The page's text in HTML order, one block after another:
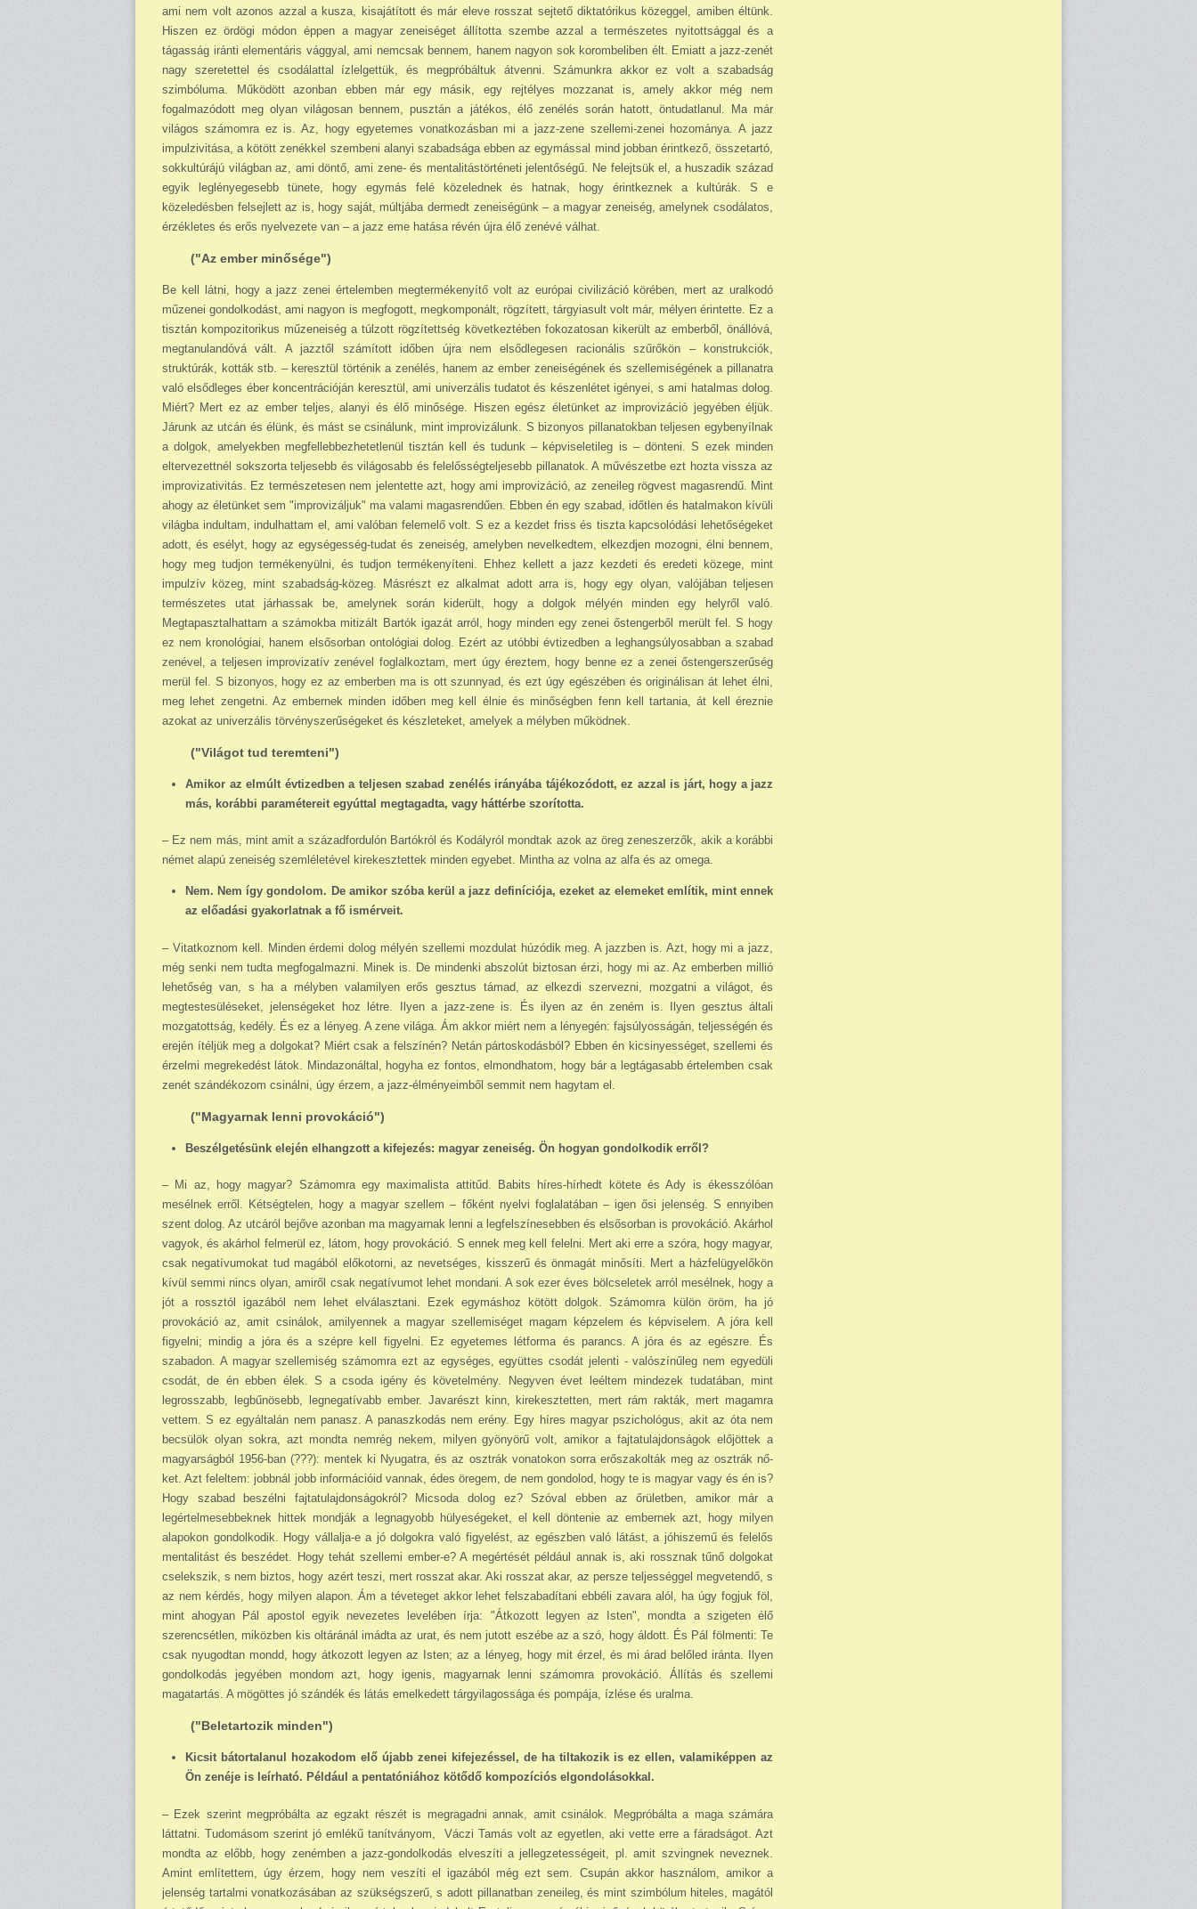
ami nem volt azonos azzal a kusza, kisajátított és már eleve rosszat sejtető diktatórikus közeggel, amiben éltünk.
Hiszen ez ördögi módon éppen a magyar zeneiséget állította szembe azzal a természetes nyitottsággal és a
tágasság iránti elementáris vággyal, ami nemcsak bennem, hanem nagyon sok korombeliben élt. Emiatt a jazz-zenét
nagy szeretettel és csodálattal ízlelgettük, és megpróbáltuk átvenni. Számunkra akkor ez volt a szabadság
szimbóluma. Működött azonban ebben már egy másik, egy rejtélyes mozzanat is, amely akkor még nem
fogalmazódott meg olyan világosan bennem, pusztán a játékos, élő zenélés során hatott, öntudatlanul. Ma már
világos számomra ez is. Az, hogy egyetemes vonat­kozásban mi a jazz-zene szellemi-zenei hozománya. A jazz
impulzivitása, a kötött ze­nékkel szembeni alanyi szabadsága ebben az egymással mind jobban érintkező, összetartó,
sokkultúrájú világban az, ami döntő, ami zene- és mentalitástörténeti jelen­tőségű. Ne felejtsük el, a huszadik század
egyik leglényegesebb tünete, hogy egymás felé közelednek és hatnak, hogy érintkeznek a kultúrák. S e
közeledésben felsejlett az is, hogy saját, múltjába dermedt zeneiségünk – a magyar zeneiség, amelynek csodálatos,
érzékletes és erős nyelvezete van – a jazz eme hatása révén újra élő zenévé válhat.
("Az ember minősége")
Be kell látni, hogy a jazz zenei értelemben megtermékenyítő volt az európai civilizáció körében, mert az uralkodó
műzenei gondolkodást, ami nagyon is megfogott, meg­kom­ponált, rögzített, tárgyiasult volt már, mélyen érintette. Ez a
tisztán kompozitorikus mű­zeneiség a túlzott rögzítettség következtében fokozatosan kikerült az emberből, ön­álló­vá,
megtanulandóvá vált. A jazztől számított időben újra nem elsődlegesen racionális szűrőkön – konstrukciók,
struktúrák, kották stb. – keresztül történik a zenélés, hanem az ember zeneiségének és szellemiségének a pillanatra
való elsődleges éber kon­centrá­cióján keresztül, ami univerzális tudatot és készenlétet igényei, s ami hatalmas dolog.
Miért? Mert ez az ember teljes, alanyi és élő minősége. Hiszen egész életünket az improvizáció jegyében éljük.
Járunk az utcán és élünk, és mást se csinálunk, mint improvizálunk. S bizonyos pillanatokban teljesen egybenyílnak
a dolgok, amelyekben megfellebbezhetetlenül tisztán kell és tudunk – képviseletileg is – dönteni. S ezek min­den
eltervezettnél sokszorta teljesebb és világosabb és felelősségteljesebb pillanatok. A művészetbe ezt hozta vissza az
improvizativitás. Ez természetesen nem jelentette azt, hogy ami improvizáció, az zeneileg rögvest magasrendű. Mint
ahogy az életünket sem "improvizáljuk" ma valami magasrendűen. Ebben én egy szabad, időtlen és hatalmakon kívüli
világba indultam, indulhattam el, ami valóban felemelő volt. S ez a kezdet friss és tiszta kapcsolódási lehetőségeket
adott, és esélyt, hogy az egységesség-tudat és zenei­ség, a­melyben nevelkedtem, elkezdjen mozogni, élni bennem,
hogy meg tudjon termé­kenyülni, és tudjon termékenyíteni. Ehhez kellett a jazz kezdeti és eredeti közege, mint
impulzív közeg, mint szabadság-közeg. Másrészt ez alkalmat adott arra is, hogy egy olyan, valójában teljesen
természetes utat járhassak be, amelynek során kiderült, hogy a dolgok mélyén minden egy helyről való.
Megtapasztalhattam a számokba mitizált Bartók igazát arról, hogy minden egy zenei őstengerből merült fel. S hogy
ez nem kronológiai, hanem elsősorban ontológiai dolog. Ezért az utóbbi évtizedben a leghangsúlyosabban a szabad
zenével, a teljesen improvizatív zenével foglalkoztam, mert úgy éreztem, hogy benne ez a zenei őstengerszerűség
merül fel. S bizonyos, hogy ez az emberben ma is ott szunnyad, és ezt úgy egészében és originálisan át lehet élni,
meg lehet zengetni. Az embernek minden időben meg kell élnie és minőségben fenn kell tartania, át kell éreznie
azokat az univerzális törvényszerűségeket és készleteket, amelyek a mélyben működnek.
("Világot tud teremteni")
Amikor az elmúlt évtizedben a teljesen szabad zenélés irányába tájékozódott, ez az­zal is járt, hogy a jazz
más, korábbi paramétereit egyúttal megtagadta, vagy háttérbe szorí­totta.
– Ez nem más, mint amit a századfordulón Bartókról és Kodályról mondtak azok az öreg zeneszerzők, akik a korábbi
német alapú zeneiség szemléletével kirekesztettek minden egyebet. Mintha az volna az alfa és az omega.
Nem. Nem így gondolom. De amikor szóba kerül a jazz definíciója, ezeket az elemeket említik, mint ennek
az előadási gyakorlatnak a fő ismérveit.
– Vitatkoznom kell. Minden érdemi dolog mélyén szellemi mozdulat húzódik meg. A jazzben is. Azt, hogy mi a jazz,
még senki nem tudta megfogalmazni. Minek is. De mindenki abszolút biztosan érzi, hogy mi az. Az emberben millió
lehetőség van, s ha a mélyben valamilyen erős gesztus támad, az elkezdi szervezni, mozgatni a világot, és
megtestesüléseket, jelenségeket hoz létre. Ilyen a jazz-zene is. És ilyen az én zeném is. Ilyen gesztus általi
mozgatottság, kedély. És ez a lényeg. A zene világa. Ám akkor miért nem a lényegén: fajsúlyosságán, teljességén és
erején ítéljük meg a dolgokat? Miért csak a felszínén? Netán pártoskodásból? Ebben én kicsinyességet, szellemi és
érzelmi megrekedést látok. Mindazonáltal, hogyha ez fontos, elmondhatom, hogy bár a leg­tá­gasabb értelemben csak
zenét szándékozom csinálni, úgy érzem, a jazz-élmé­nyeimből semmit nem hagytam el.
("Magyarnak lenni provokáció")
Beszélgetésünk elején elhangzott a kifejezés: magyar zeneiség. Ön hogyan gondol­ko­dik erről?
– Mi az, hogy magyar? Számomra egy maximalista attitűd. Babits híres-hírhedt kötete és Ady is ékesszólóan
mesélnek erről. Kétségtelen, hogy a magyar szellem – főként nyelvi foglalatában – igen ősi jelenség. S ennyiben
szent dolog. Az utcáról be­jőve azonban ma magyarnak lenni a legfelszínesebben és elsősorban is provokáció. Akárhol
vagyok, és akárhol felmerül ez, látom, hogy provokáció. S ennek meg kell felelni. Mert aki erre a szóra, hogy magyar,
csak negatívumokat tud magából előkotorni, az nevetséges, kisszerű és önmagát minősíti. Mert a házfelügyelőkön
kívül semmi nincs olyan, amiről csak negatívumot lehet mondani. A sok ezer éves bölcseletek arról mesélnek, hogy a
jót a rossztól igazából nem lehet elválasztani. Ezek egymáshoz kö­tött dolgok. Számomra külön öröm, ha jó
provokáció az, amit csinálok, amilyennek a magyar szellemiséget magam képzelem és képviselem. A jóra kell
figyelni; mindig a jóra és a szépre kell figyelni. Ez egyetemes létforma és parancs. A jóra és az egészre. És
szabadon. A magyar szellemiség számomra ezt az egységes, együttes csodát jelenti - valószínű­leg nem egyedüli
csodát, de én eb­ben élek. S a csoda igény és követelmény. Negyven évet leéltem mindezek tudatában, mint
legrosszabb, legbűnösebb, legne­gatívabb ember. Javarészt kinn, kirekesztetten, mert rám rakták, mert magamra
vettem. S ez egyáltalán nem panasz. A panaszkodás nem erény. Egy híres magyar pszichológus, akit az óta nem
becsülök olyan sokra, azt mondta nemrég nekem, milyen gyönyörű volt, amikor a fajtatulajdonságok előjöttek a
magyarságból 1956-ban (???): mentek ki Nyugatra, és az osztrák vonatokon sorra erőszakolták meg az osztrák nő­
ket. Azt feleltem: jobbnál jobb információid vannak, édes öregem, de nem gondolod, hogy te is magyar vagy és én is?
Hogy szabad beszélni fajtatulajdonságokról? Micsoda dolog ez? Szóval ebben az őrületben, amikor már a
legértelmesebbeknek hittek mondják a legnagyobb hülyeségeket, el kell döntenie az embernek azt, hogy milyen
alapokon gondolkodik. Hogy vállalja-e a jó dolgokra való figyelést, az egészben való látást, a jóhiszemű és felelős
mentalitást és beszédet. Hogy tehát szellemi ember-e? A megértését például annak is, aki rossznak tűnő dolgokat
cselekszik, s nem biztos, hogy azért teszi, mert rosszat akar. Aki rosszat akar, az persze teljességgel megvetendő, s
az nem kérdés, hogy milyen alapon. Ám a téveteget akkor lehet felszabadítani ebbéli zavara alól, ha úgy fogjuk föl,
mint ahogyan Pál apostol egyik nevezetes levelében írja: "Átkozott legyen az Isten", mondta a szigeten élő
szerencsétlen, miközben kis oltáránál imádta az urat, és nem jutott eszébe az a szó, hogy áldott. És Pál fölmenti: Te
csak nyugodtan mondd, hogy átkozott legyen az Isten; az a lényeg, hogy mit érzel, és mi árad belőled iránta. Ilyen
gondolkodás jegyében mondom azt, hogy igenis, magyarnak lenni számomra provokáció. Állítás és szellemi
magatartás. A mögöttes jó szándék és látás emelkedett tárgyilagossága és pompája, ízlése és uralma.
("Beletartozik minden")
Kicsit bátortalanul hozakodom elő újabb zenei kifejezéssel, de ha tiltakozik is ez ellen, valamiképpen az
Ön zenéje is leírható. Például a pentatóniához kötődő kompozíciós elgondolásokkal.
– Ezek szerint megpróbálta az egzakt részét is megragadni annak, amit csinálok. Megpróbálta a maga számára
láttatni. Tudomásom szerint jó emlékű tanítványom, Váczi Tamás volt az egyetlen, aki vette erre a fáradságot. Azt
mondta az előbb, hogy zenémben a jazz-gondolkodás elveszíti a jellegzetességeit, pl. amit szvingnek neveznek.
Amint említettem, úgy érzem, hogy nem veszíti el igazából még ezt sem. Csupán akkor használom, amikor a
jelenség tartalmi vonatkozásában az szükségszerű, s adott pillanatban zeneileg, és mint szimbólum hiteles, magától